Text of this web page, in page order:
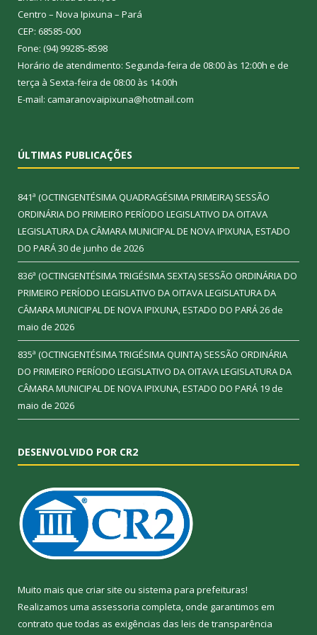
Centro – Nova Ipixuna – Pará
CEP: 68585-000
Fone: (94) 99285-8598
Horário de atendimento: Segunda-feira de 08:00 às 12:00h e de
terça à Sexta-feira de 08:00 às 14:00h
E-mail: camaranovaipixuna@hotmail.com
ÚLTIMAS PUBLICAÇÕES
841ª (OCTINGENTÉSIMA QUADRAGÉSIMA PRIMEIRA) SESSÃO
ORDINÁRIA DO PRIMEIRO PERÍODO LEGISLATIVO DA OITAVA
LEGISLATURA DA CÂMARA MUNICIPAL DE NOVA IPIXUNA, ESTADO
DO PARÁ30 de junho de 2026
836ª (OCTINGENTÉSIMA TRIGÉSIMA SEXTA) SESSÃO ORDINÁRIA DO
PRIMEIRO PERÍODO LEGISLATIVO DA OITAVA LEGISLATURA DA
CÂMARA MUNICIPAL DE NOVA IPIXUNA, ESTADO DO PARÁ26 de
maio de 2026
835ª (OCTINGENTÉSIMA TRIGÉSIMA QUINTA) SESSÃO ORDINÁRIA
DO PRIMEIRO PERÍODO LEGISLATIVO DA OITAVA LEGISLATURA DA
CÂMARA MUNICIPAL DE NOVA IPIXUNA, ESTADO DO PARÁ 19 de
maio de 2026
DESENVOLVIDO POR CR2
Muito mais que criar site ou sistema para prefeituras!
Realizamos uma assessoria completa, onde garantimos em
contrato que todas as exigências das leis de transparência